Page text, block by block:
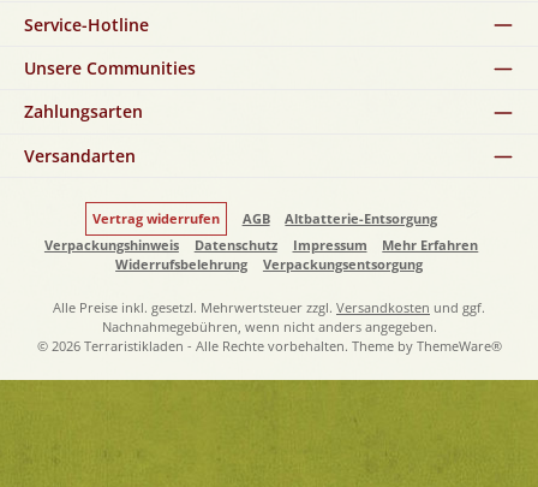
Service-Hotline
Unsere Communities
Zahlungsarten
Versandarten
Vertrag widerrufen AGB
Altbatterie-Entsorgung
Verpackungshinweis
Datenschutz Impressum
Mehr Erfahren
Widerrufsbelehrung
Verpackungsentsorgung
Alle Preise inkl. gesetzl. Mehrwertsteuer zzgl. Versandkosten und ggf.
Nachnahmegebühren, wenn nicht anders angegeben.
© 2026 Terraristikladen - Alle Rechte vorbehalten. Theme by ThemeWare®